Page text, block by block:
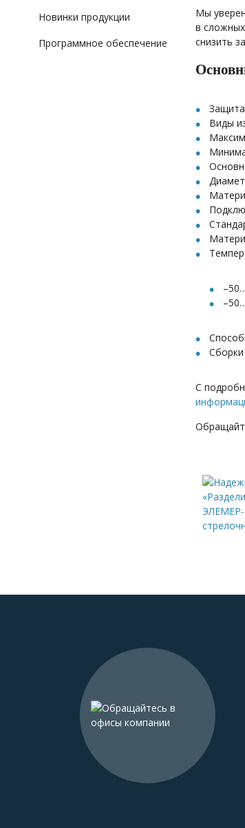
Новинки продукции
Программное обеспечение
Мы
в
снизить
Виды
С